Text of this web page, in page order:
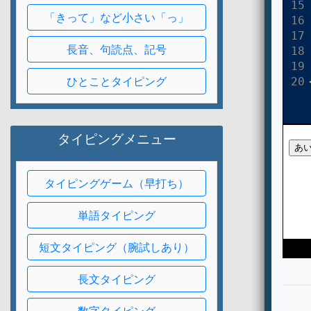
「きって」など小さい「っ」
長音、句読点、記号
ひとことタイピング
タイピングメニュー
タイピングゲーム（早打ち）
単語タイピング
短文タイピング（腕試しあり）
長文タイピング